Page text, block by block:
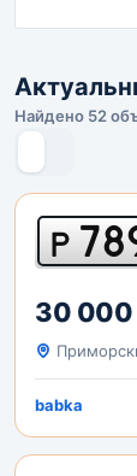
Найдено 52
Р
30
babka